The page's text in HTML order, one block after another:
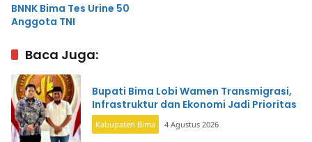
BNNK Bima Tes Urine 50
Anggota TNI
Baca Juga:
Bupati Bima Lobi Wamen Transmigrasi,
Infrastruktur dan Ekonomi Jadi Prioritas
Kabupaten Bima 4 Agustus 2026